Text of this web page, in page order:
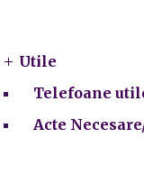
Utile
Telefoane
Acte